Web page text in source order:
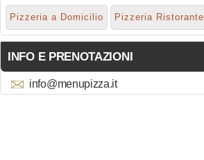
Pizzeria a Domicilio Pizzeria Ristorante
INFO E PRENOTAZIONI
info@menupizza.it